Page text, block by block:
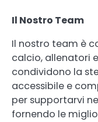
Il Nostro Team
Il nostro team è
calcio, allenatori
condividono la
accessibile e
per supportarvi
fornendo le